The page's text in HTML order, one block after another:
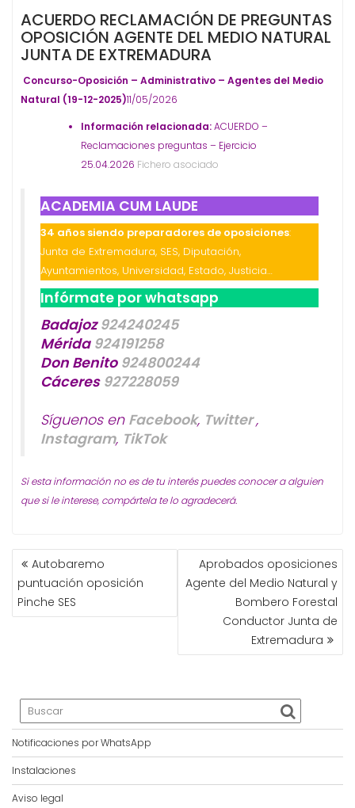
ACUERDO RECLAMACIÓN DE PREGUNTAS
OPOSICIÓN AGENTE DEL MEDIO NATURAL
JUNTA DE EXTREMADURA
Concurso-Oposición – Administrativo – Agentes del Medio
Natural (19-12-2025)11/05/2026
Información relacionada:ACUERDO –
Reclamaciones preguntas – Ejercicio
25.04.2026 Fichero asociado
ACADEMIA CUM LAUDE
34 años siendo preparadores de oposiciones:
Junta de Extremadura, SES, Diputación,
Ayuntamientos, Universidad, Estado, Justicia…
Infórmate por whatsapp
Badajoz924240245
Mérida 924191258
Don Benito 924800244
Cáceres 927228059
Síguenos en Facebook, Twitter,
Instagram, TikTok
Si esta información no es de tu interés puedes conocer a alguien
que si le interese, compártela te lo agradecerá.
NAVEGACIÓN
DE
ENTRADAS
Autobaremo
puntuación oposición
Pinche SES
Aprobados oposiciones
Agente del Medio Natural y
Bombero Forestal
Conductor Junta de
Extremadura
Notificaciones por WhatsApp
Instalaciones
Aviso legal